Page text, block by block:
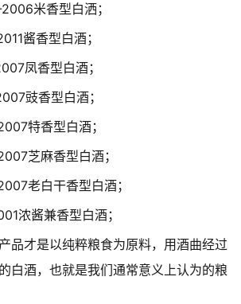
米香型白洒；
酱香型白酒；
凤香型白酒；
豉香型白酒；
特香型白酒；
芝麻香型白酒；
老白干香型白酒；
浓酱兼香型白酒；
品才是以纯粹粮食为原料，用酒曲经过
白酒，也就是我们通常意义上认为的粮